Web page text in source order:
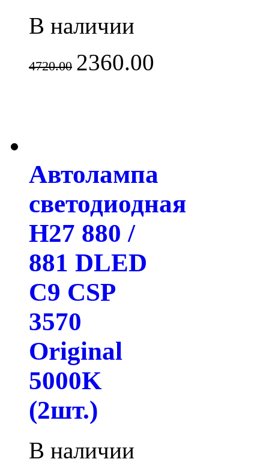
В наличии
4720.00 2360.00
Автолампа
светодиодная
H27 880 /
881 DLED
C9 CSP
3570
Original
5000K
(2шт.)
В наличии